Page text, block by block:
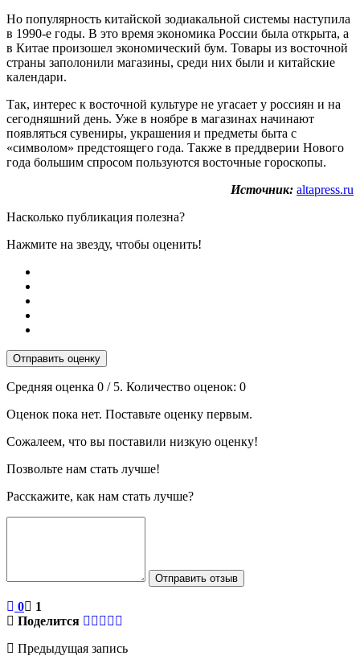
Но популярность китайской зодиакальной системы наступила
в 1990-е годы. В это время экономика России была открыта, а
в Китае произошел экономический бум. Товары из восточной
страны заполонили магазины, среди них были и китайские
календари.
Так, интерес к восточной культуре не угасает у россиян и на
сегодняшний день. Уже в ноябре в магазинах начинают
появляться сувениры, украшения и предметы быта с
«символом» предстоящего года. Также в преддверии Нового
года большим спросом пользуются восточные гороскопы.
Источник: altapress.ru
Насколько публикация полезна?
Нажмите на звезду, чтобы оценить!
Отправить оценку
Средняя оценка 0 / 5. Количество оценок: 0
Оценок пока нет. Поставьте оценку первым.
Сожалеем, что вы поставили низкую оценку!
Позвольте нам стать лучше!
Расскажите, как нам стать лучше?
Отправить отзыв
0
1
Поделится
Предыдущая запись